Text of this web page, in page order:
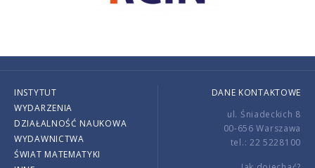
INSTYTUT
WYDARZENIA
DZIAŁALNOŚĆ NAUKOWA
WYDAWNICTWA
ŚWIAT MATEMATYKI
DANE KONTAKTOWE
ul. Śniadeckich 8
00-656 Warszawa
tel.: 22 5228100